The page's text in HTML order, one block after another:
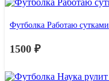
Футболка Работаю сутками
1500 ₽